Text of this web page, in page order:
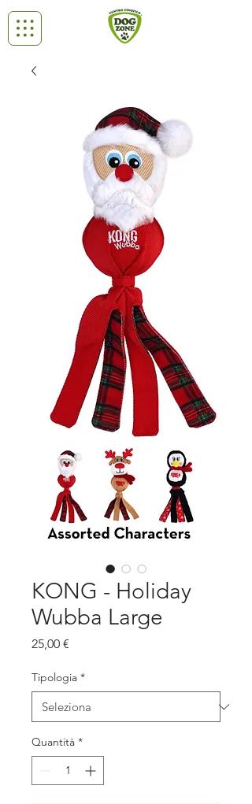
KONG - Holiday
Wubba Large
25,00 €
Tipologia *
Quantità *